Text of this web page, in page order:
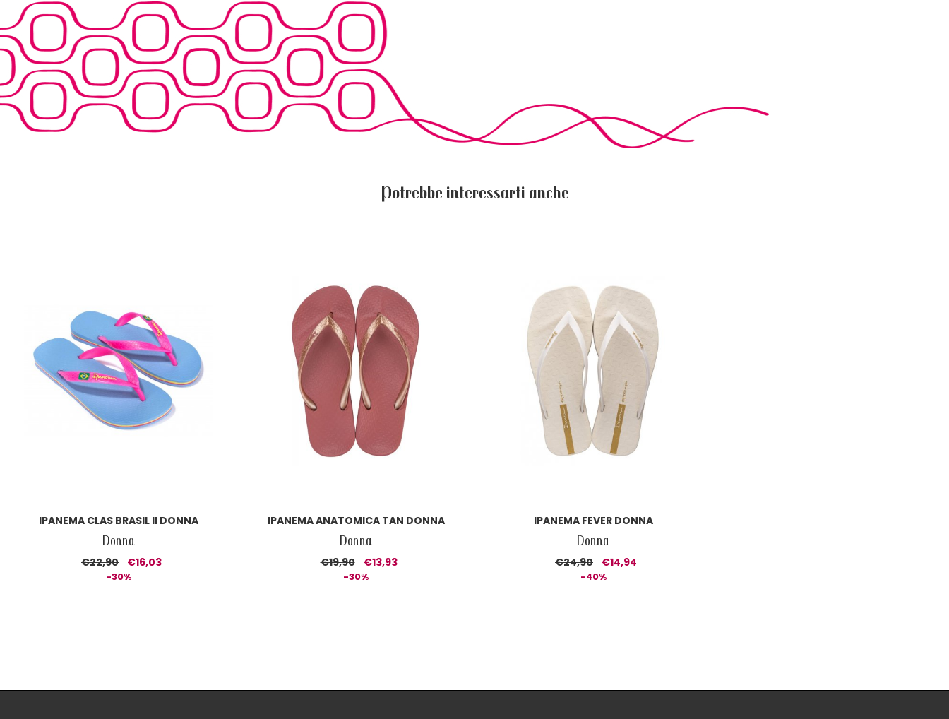
Potrebbe interessarti anche
IPANEMA CLAS BRASIL II DONNA
Donna
€22,90 €16,03
-30%
IPANEMA ANATOMICA TAN DONNA
Donna
€19,90 €13,93
-30%
IPANEMA FEVER DONNA
Donna
€24,90 €14,94
-40%